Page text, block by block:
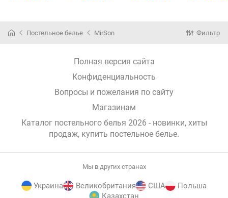
Постельное белье MirSon Фильтр
Полная версия сайта
Конфиденциальность
Вопросы и пожелания по сайту
Магазинам
Каталог постельного белья 2026 - новинки, хиты
продаж, купить постельное белье.
Мы в других странах
Украина Великобритания США
Польша
Казахстан